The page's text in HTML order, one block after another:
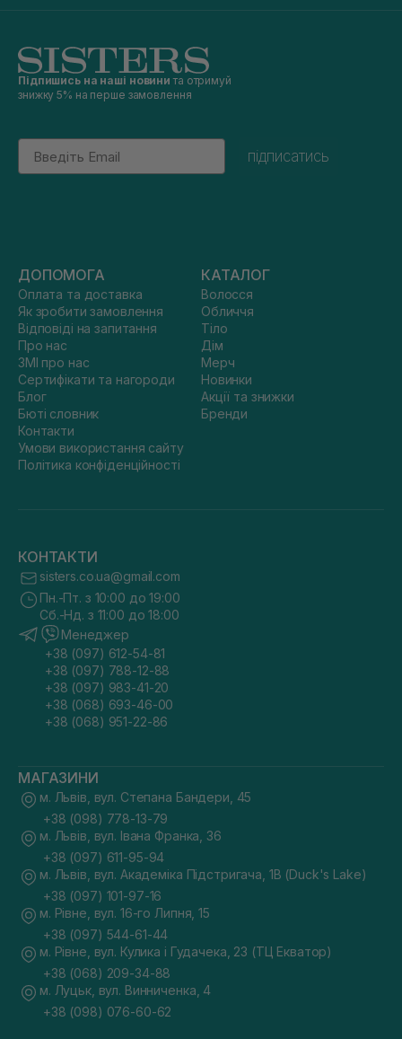
Підпишись на наші новини та отримуй
знижку 5% на перше замовлення
Email
підписатись
ДОПОМОГА
Оплата та доставка
Як зробити замовлення
Відповіді на запитання
Про нас
ЗМІ про нас
Сертифікати та нагороди
Блог
Бюті словник
Контакти
Умови використання сайту
Політика конфіденційності
КАТАЛОГ
Волосся
Обличчя
Тіло
Дім
Мерч
Новинки
Акції та знижки
Бренди
КОНТАКТИ
sisters.co.ua@gmail.com
Пн.-Пт. з 10:00 до 19:00
Сб.-Нд. з 11:00 до 18:00
Менеджер
+38 (097) 612-54-81
+38 (097) 788-12-88
+38 (097) 983-41-20
+38 (068) 693-46-00
+38 (068) 951-22-86
МАГАЗИНИ
м. Львів, вул. Степана Бандери, 45
+38 (098) 778-13-79
м. Львів, вул. Івана Франка, 36
+38 (097) 611-95-94
м. Львів, вул. Академіка Підстригача, 1В (Duck's Lake)
+38 (097) 101-97-16
м. Рівне, вул. 16-го Липня, 15
+38 (097) 544-61-44
м. Рівне, вул. Кулика і Гудачека, 23 (ТЦ Екватор)
+38 (068) 209-34-88
м. Луцьк, вул. Винниченка, 4
+38 (098) 076-60-62